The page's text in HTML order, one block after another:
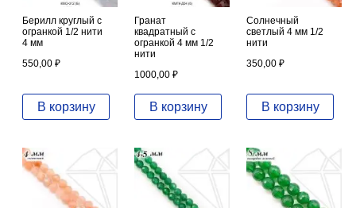
Берилл круглый с
огранкой 1/2 нити
4 мм
550,00 ₽
В корзину
Гранат
квадратный с
огранкой 4 мм 1/2
нити
1000,00 ₽
В корзину
Солнечный
светлый 4 мм 1/2
нити
350,00 ₽
В корзину